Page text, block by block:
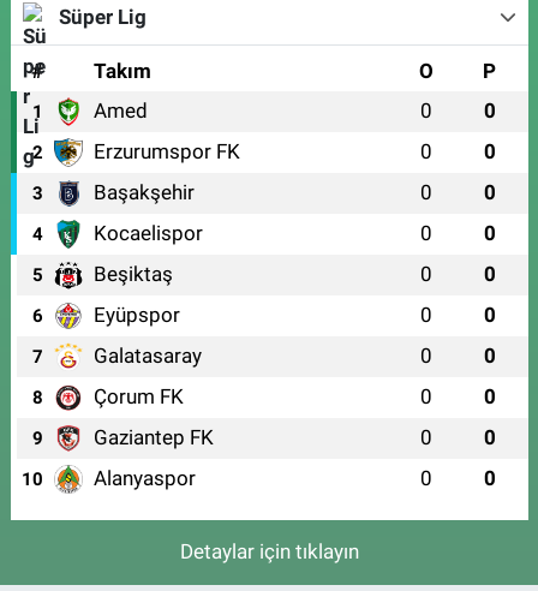
Kent Meydanı Eczanesi
Ulu Mahallesi, Ulubatlı Hasan Bulvarı No:64 A Osmangazi Bursa
0 (224) 251 33 44
Süper Lig
# Takım O P
1 Amed 0 0
2 Erzurumspor FK 0 0
3 Başakşehir 0 0
4 Kocaelispor 0 0
5 Beşiktaş 0 0
6 Eyüpspor 0 0
7 Galatasaray 0 0
8 Çorum FK 0 0
9 Gaziantep FK 0 0
10 Alanyaspor 0 0
Detaylar için tıklayın